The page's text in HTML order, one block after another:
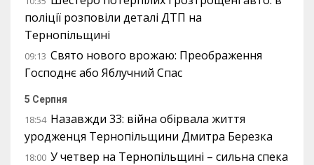
поліції розповіли деталі ДТП на
Тернопільщині
09:13 Свято нового врожаю: Преображення
Господнє або Яблучний Спас
5 Серпня
18:54 Назавжди 33: війна обірвала життя
уродженця Тернопільщини Дмитра Березка
18:00 У четвер на Тернопільщині – сильна спека